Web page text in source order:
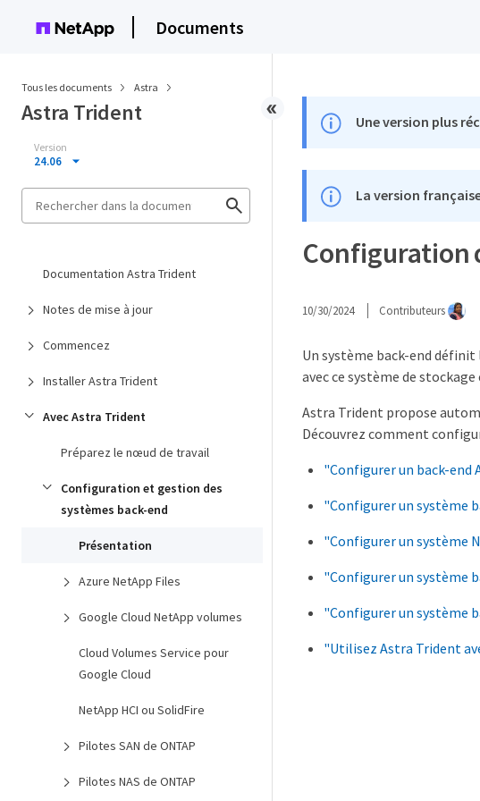
Documents
Tous les documents Astra
Astra Trident
Version
24.06
Documentation Astra Trident
Notes de mise à jour
Commencez
Installer Astra Trident
Avec Astra Trident
Préparez le nœud de travail
Configuration et gestion des
systèmes back-end
Présentation
Azure NetApp Files
Google Cloud NetApp volumes
Cloud Volumes Service pour
Google Cloud
NetApp HCI ou SolidFire
Pilotes SAN de ONTAP
Pilotes NAS de ONTAP
Une version plus
La version
Configuration
10/30/2024 Contributeurs
Un système back-end
avec ce système de
Astra Trident propose
Découvrez comment
"Configurer un back-end
"Configurer un système
"Configurer un système
"Configurer un système
"Configurer un système
"Utilisez Astra Trident